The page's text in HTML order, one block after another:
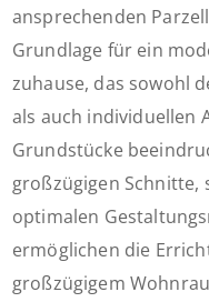
ansprechenden
Grundlage für ein
zuhause, das sowohl
als auch individuellen
Grundstücke
großzügigen
optimalen
ermöglichen die
großzügigem